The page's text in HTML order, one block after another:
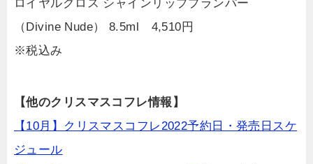
ロイヤルグロス シャインリッププランパー
（Divine Nude） 8.5ml 4,510円
※税込み
【他のクリスマスコフレ情報】
【10月】クリスマスコフレ2022予約日・発売日スケ
ジュール